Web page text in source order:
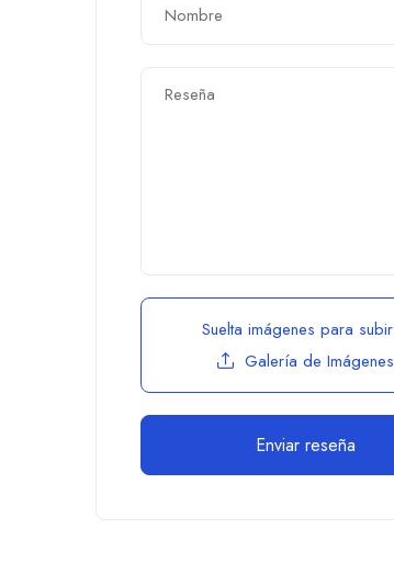
Suelta imágenes para subir
Galería de Imágenes